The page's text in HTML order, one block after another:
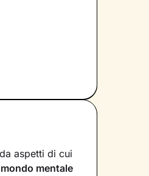
aspetti di cui
mondo mentale